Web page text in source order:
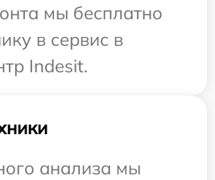
мы бесплатно
в сервис в
Indesit.
анализа мы